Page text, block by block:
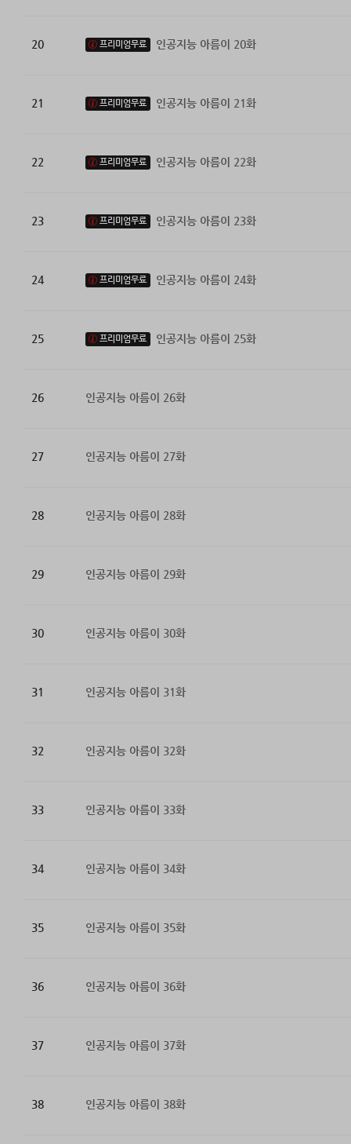
20 프리미엄무료 인공지능 아름이 20화
21 프리미엄무료 인공지능 아름이 21화
22 프리미엄무료 인공지능 아름이 22화
23 프리미엄무료 인공지능 아름이 23화
24 프리미엄무료 인공지능 아름이 24화
25 프리미엄무료 인공지능 아름이 25화
26 인공지능 아름이 26화
27 인공지능 아름이 27화
28 인공지능 아름이 28화
29 인공지능 아름이 29화
30 인공지능 아름이 30화
31 인공지능 아름이 31화
32 인공지능 아름이 32화
33 인공지능 아름이 33화
34 인공지능 아름이 34화
35 인공지능 아름이 35화
36 인공지능 아름이 36화
37 인공지능 아름이 37화
38 인공지능 아름이 38화